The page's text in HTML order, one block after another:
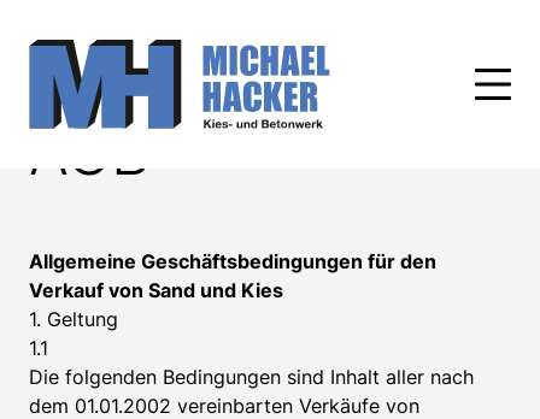
content
AGB
Allgemeine Geschäftsbedingungen für den
Verkauf von Sand und Kies
1. Geltung
1.1
Die folgenden Bedingungen sind Inhalt aller nach
dem 01.01.2002 vereinbarten Verkäufe von